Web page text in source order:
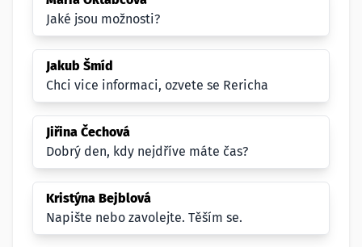
Jaké jsou možnosti?
Jakub Šmíd
Chci vice informaci, ozvete se Rericha
Jiřina Čechová
Dobrý den, kdy nejdříve máte čas?
Kristýna Bejblová
Napište nebo zavolejte. Těším se.